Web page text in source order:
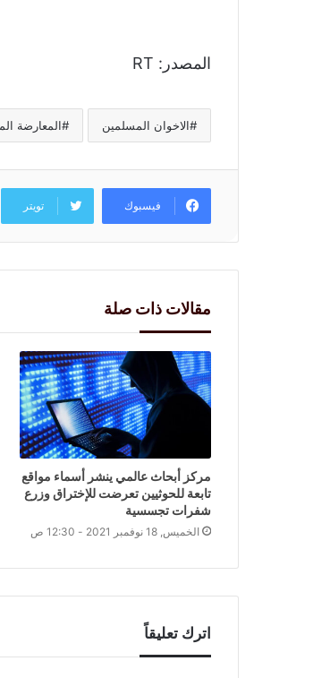
المصدر: RT
الاخوان المسلمين المعارضة
فيسبوك تويتر
مقالات ذات صلة
مركز أبحاث عالمي ينشر أسماء مواقع
تابعة للحوثيين تعرضت للإختراق وزرع
شفرات تجسسية
الخميس, 18 نوفمبر 2021 - 12:30 ص
اترك تعليقاً